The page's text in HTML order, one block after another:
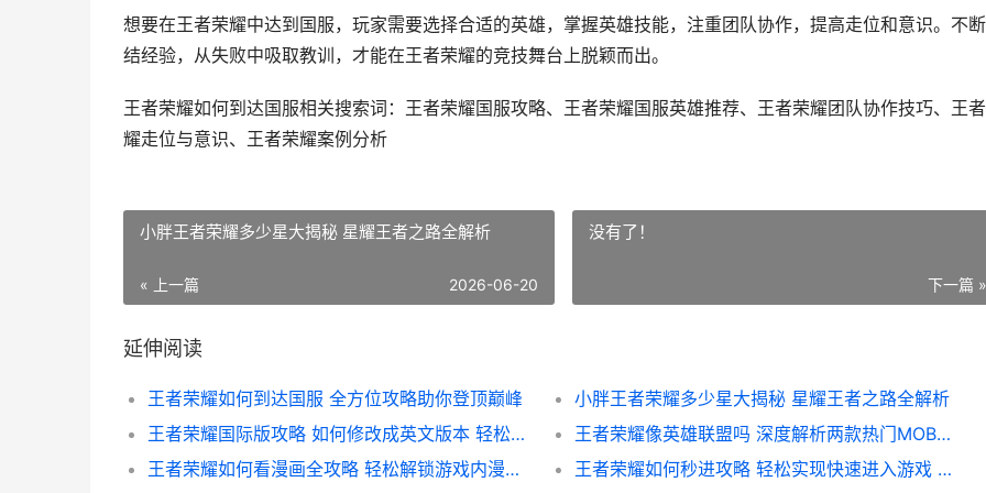
想要在王者荣耀中达到国服，玩家需要选择合适的英雄，掌握英雄技能，注重团队协作，提高走位和意识。不
结经验，从失败中吸取教训，才能在王者荣耀的竞技舞台上脱颖而出。
王者荣耀如何到达国服相关搜索词：王者荣耀国服攻略、王者荣耀国服英雄推荐、王者荣耀团队协作技巧、王
耀走位与意识、王者荣耀案例分析
小胖王者荣耀多少星大揭秘 星耀王者之路全解析
« 上一篇 2026-06-20
没有了！
下一篇 »
延伸阅读
王者荣耀如何到达国服 全方位攻略助你登顶巅峰
小胖王者荣耀多少星大揭秘 星耀王者之路全解析
王者荣耀国际版攻略 如何修改成英文版本 轻松畅玩全球市场
王者荣耀像英雄联盟吗 深度解析两款热门MOBA游戏的相似之处与差异
王者荣耀如何看漫画全攻略 轻松解锁游戏内漫画阅读新姿势
王者荣耀如何秒进攻略 轻松实现快速进入游戏 告别排队烦恼